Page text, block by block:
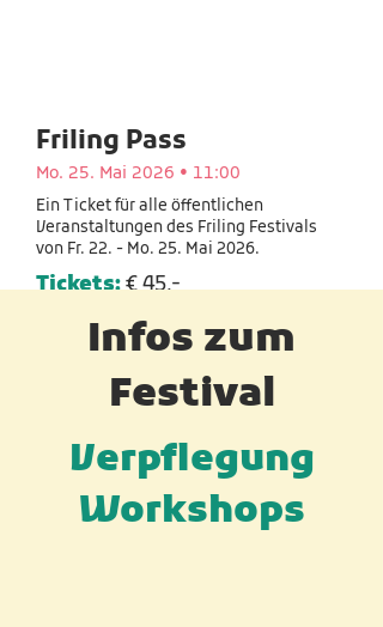
Friling Pass
Mo. 25. Mai 2026 • 11:00
Ein Ticket für alle öffentlichen
Veranstaltungen des Friling Festivals
von Fr. 22. - Mo. 25. Mai 2026.
Tickets:€ 45,-
zum Ticket
Infos zum
Festival
Verpflegung
Workshops